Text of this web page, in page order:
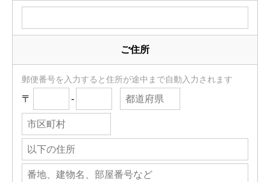
ご住所
郵便番号を入力すると住所が途中まで自動入力されます
〒 -